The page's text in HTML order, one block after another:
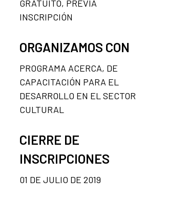
GRATUITO, PREVIA
INSCRIPCIÓN
ORGANIZAMOS CON
PROGRAMA ACERCA, DE
CAPACITACIÓN PARA EL
DESARROLLO EN EL SECTOR
CULTURAL
CIERRE DE
INSCRIPCIONES
01 DE JULIO DE 2019